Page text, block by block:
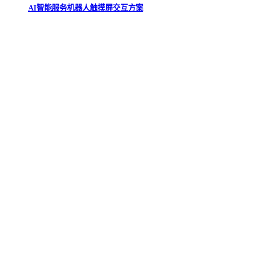
AI智能服务机器人触摸屏交互方案